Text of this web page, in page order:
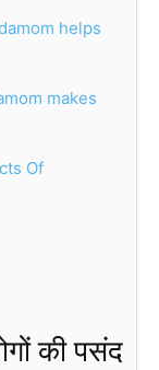
helps
makes
Of
की पसंद